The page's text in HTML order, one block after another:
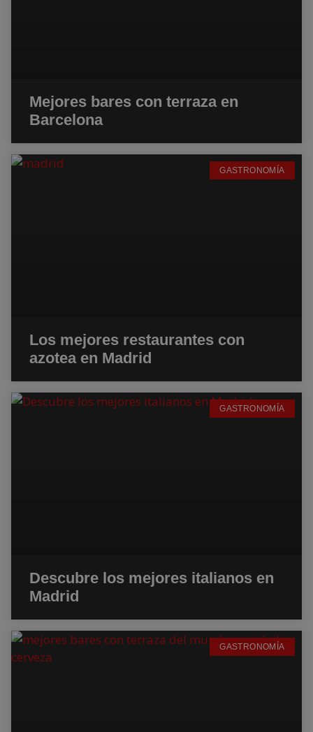
Mejores bares con terraza en
Barcelona
GASTRONOMÍA
Los mejores restaurantes con
azotea en Madrid
GASTRONOMÍA
Descubre los mejores italianos en
Madrid
GASTRONOMÍA